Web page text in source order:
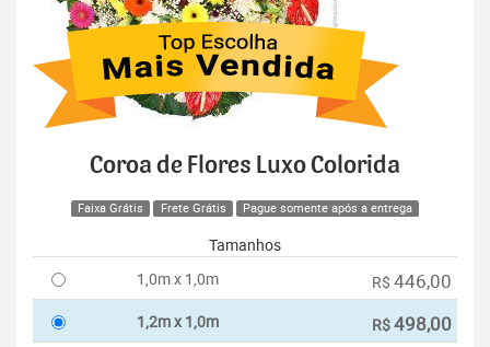
Coroa de Flores Luxo Colorida
Faixa Grátis Frete Grátis Pague somente após a entrega
Tamanhos
1,0m x 1,0m
R$ 446,00
1,2m x 1,0m R$498,00